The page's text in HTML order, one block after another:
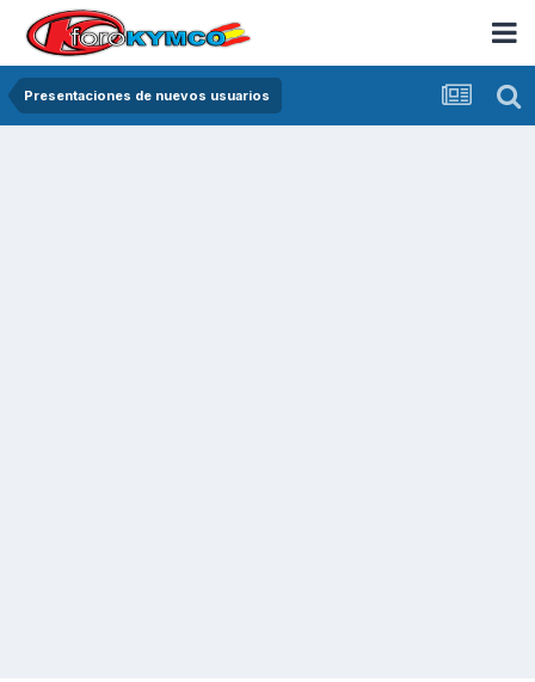
Presentaciones de nuevos usuarios